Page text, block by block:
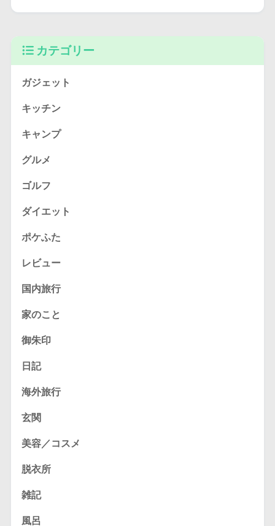
カテゴリー
ガジェット
キッチン
キャンプ
グルメ
ゴルフ
ダイエット
ポケふた
レビュー
国内旅行
家のこと
御朱印
日記
海外旅行
玄関
美容／コスメ
脱衣所
雑記
風呂